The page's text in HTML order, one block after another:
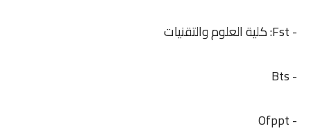
- Fst: كلية العلوم والتقنيات
- Bts
- Ofppt